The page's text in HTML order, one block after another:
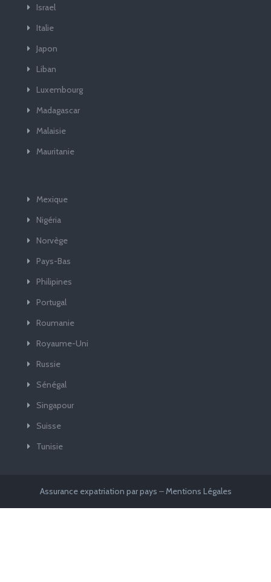
Israel
Italie
Japon
Liban
Luxembourg
Madagascar
Malaisie
Mauritanie
Mexique
Nigéria
Norvège
Pays-Bas
Philipines
Portugal
Roumanie
Royaume-Uni
Russie
Sénégal
Singapour
Suisse
Tunisie
Assurance expatriation par pays –Mentions Légales